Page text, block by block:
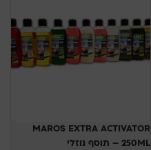
MAROS EXTRA ACTIVATOR
250ML – תוסף נוזלי